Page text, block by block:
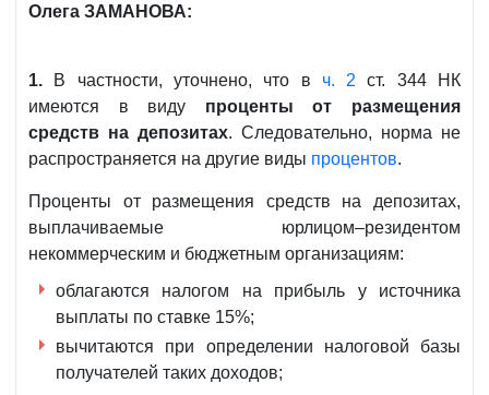
Олега ЗАМАНОВА:
1. В частности, уточнено, что в ч. 2 ст. 344 НК
имеются в виду проценты от размещения
средств на депозитах. Следовательно, норма не
распространяется на другие виды процентов.
Проценты от размещения средств на депозитах,
выплачиваемые юрлицом–резидентом
некоммерческим и бюджетным организациям:
облагаются налогом на прибыль у источника
выплаты по ставке 15%;
вычитаются при определении налоговой базы
получателей таких доходов;